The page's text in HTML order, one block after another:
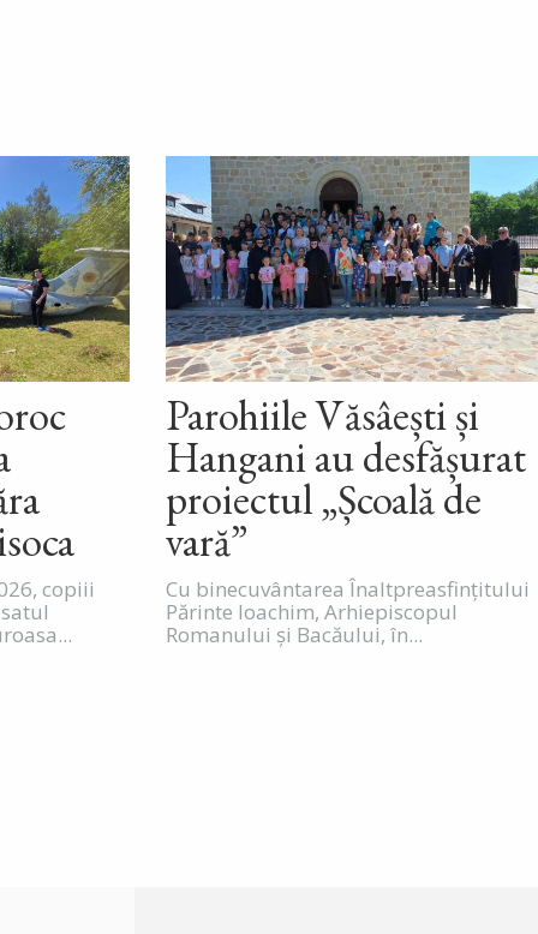
copiii
Parohiile Văsâești și
Hangani au desfășurat
proiectul „Școală de
vară”
Cu binecuvântarea Înaltpreasfințitului
Părinte Ioachim, Arhiepiscopul
Romanului și Bacăului, în...